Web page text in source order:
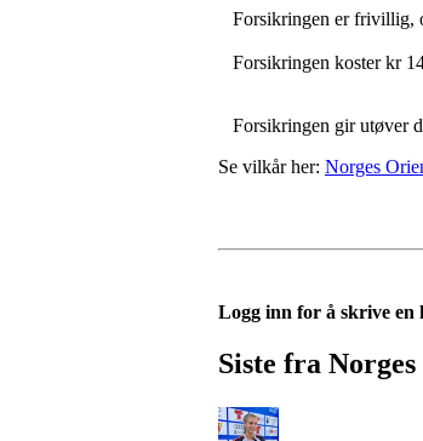
Forsikringen er frivillig,
Forsikringen koster kr
Forsikringen gir utøver
Se vilkår her: Norges
Logg inn for å skrive en
Siste fra